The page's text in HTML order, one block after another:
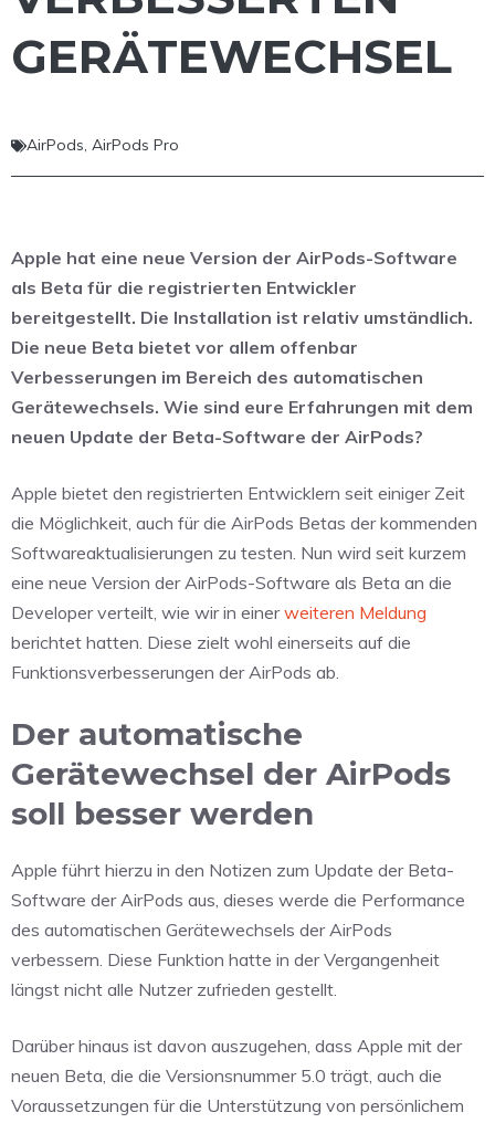
GERÄTEWECHSEL
AirPods, AirPods Pro
Apple hat eine neue Version der AirPods-Software
als Beta für die registrierten Entwickler
bereitgestellt. Die Installation ist relativ umständlich.
Die neue Beta bietet vor allem offenbar
Verbesserungen im Bereich des automatischen
Gerätewechsels. Wie sind eure Erfahrungen mit dem
neuen Update der Beta-Software der AirPods?
Apple bietet den registrierten Entwicklern seit einiger Zeit
die Möglichkeit, auch für die AirPods Betas der kommenden
Softwareaktualisierungen zu testen. Nun wird seit kurzem
eine neue Version der AirPods-Software als Beta an die
Developer verteilt, wie wir in einerweiteren Meldung
berichtet hatten. Diese zielt wohl einerseits auf die
Funktionsverbesserungen der AirPods ab.
Der automatische
Gerätewechsel der AirPods
soll besser werden
Apple führt hierzu in den Notizen zum Update der Beta-
Software der AirPods aus, dieses werde die Performance
des automatischen Gerätewechsels der AirPods
verbessern. Diese Funktion hatte in der Vergangenheit
längst nicht alle Nutzer zufrieden gestellt.
Darüber hinaus ist davon auszugehen, dass Apple mit der
neuen Beta, die die Versionsnummer 5.0 trägt, auch die
Voraussetzungen für die Unterstützung von persönlichem